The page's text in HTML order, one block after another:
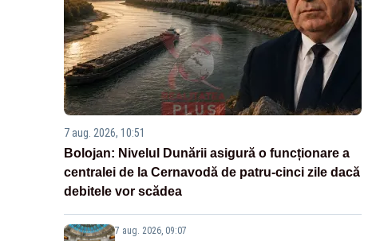
7 aug. 2026, 10:51
Bolojan: Nivelul Dunării asigură o funcționare a
centralei de la Cernavodă de patru-cinci zile dacă
debitele vor scădea
7 aug. 2026, 09:07